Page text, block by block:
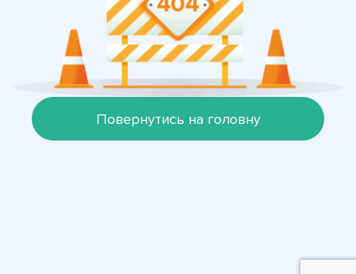
Повернутись на головну